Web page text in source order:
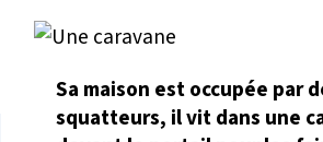
Sa maison est occupée par
squatteurs, il vit dans une